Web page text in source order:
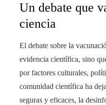
Un debate que
ciencia
El debate sobre la
evidencia científica, sino
por factores culturales,
comunidad científica ha
seguras y eficaces, la